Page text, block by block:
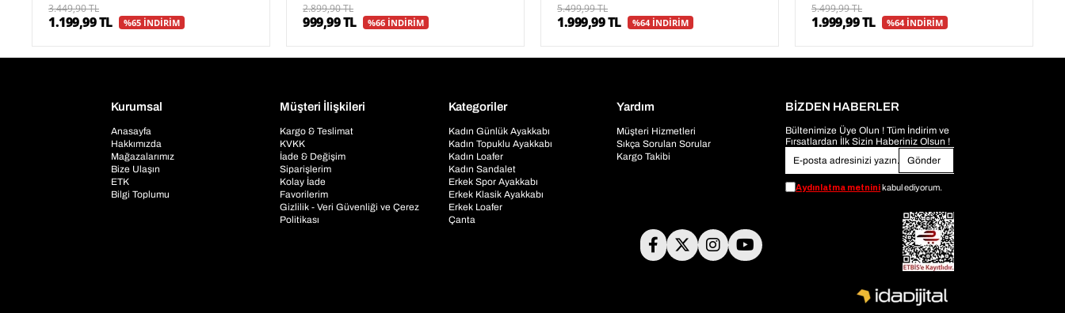
3.449,90 TL
1.199,99 TL %65 İNDİRİM
2.899,90 TL
999,99 TL %66 İNDİRİM
5.499,99 TL
1.999,99 TL %64 İNDİRİM
5.499,99 TL
1.999,99 TL %64 İNDİRİM
Kurumsal
Anasayfa
Hakkımızda
Mağazalarımız
Bize Ulaşın
ETK
Bilgi Toplumu
Müşteri İlişkileri
Kargo & Teslimat
KVKK
İade & Değişim
Siparişlerim
Kolay İade
Favorilerim
Gizlilik - Veri Güvenliği ve Çerez
Politikası
Kategoriler
Kadın Günlük Ayakkabı
Kadın Topuklu Ayakkabı
Kadın Loafer
Kadın Sandalet
Erkek Spor Ayakkabı
Erkek Klasik Ayakkabı
Erkek Loafer
Çanta
Yardım
Müşteri Hizmetleri
Sıkça Sorulan Sorular
Kargo Takibi
BİZDEN HABERLER
Bültenimize Üye Olun ! Tüm İndirim ve
Fırsatlardan İlk Sizin Haberiniz Olsun !
Gönder
Aydınlatma metninikabul ediyorum.